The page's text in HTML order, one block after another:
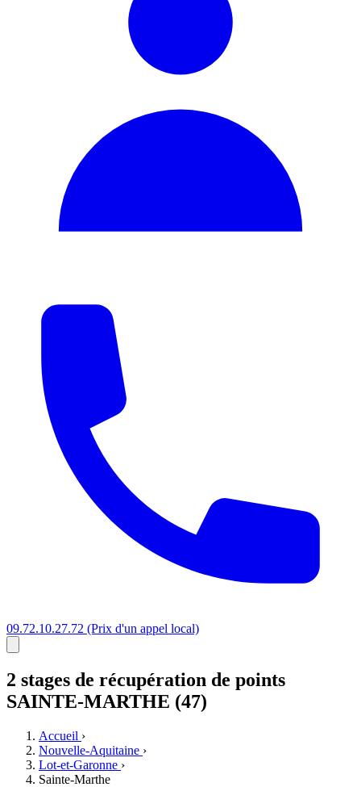
09.72.10.27.72 (Prix d'un appel local)
2 stages de récupération de points
SAINTE-MARTHE (47)
Accueil ›
Nouvelle-Aquitaine ›
Lot-et-Garonne ›
Sainte-Marthe